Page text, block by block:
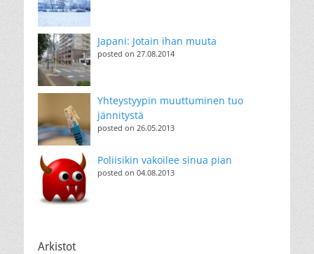
Japani: Jotain ihan muuta
posted on 27.08.2014
Yhteystyypin muuttuminen tuo
jännitystä
posted on 26.05.2013
Poliisikin vakoilee sinua pian
posted on 04.08.2013
Arkistot